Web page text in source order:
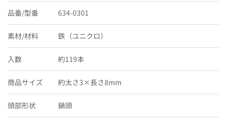
品番/型番 634-0301
素材/材料 鉄（ユニクロ）
入数 約119本
商品サイズ 約太さ3×長さ8mm
頭部形状 鍋頭